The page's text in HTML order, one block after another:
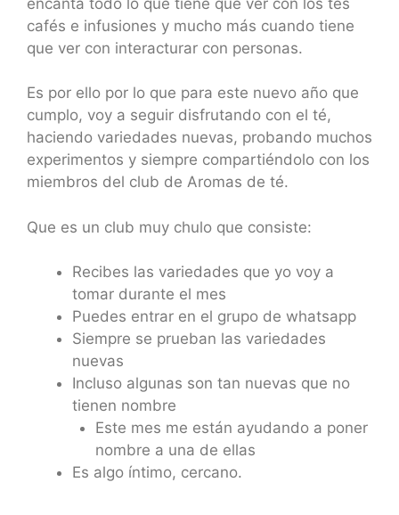
cafés e infusiones y mucho más cuando tiene
que ver con interacturar con personas.
Es por ello por lo que para este nuevo año que
cumplo, voy a seguir disfrutando con el té,
haciendo variedades nuevas, probando muchos
experimentos y siempre compartiéndolo con los
miembros del club de Aromas de té.
Que es un club muy chulo que consiste:
Recibes las variedades que yo voy a
tomar durante el mes
Puedes entrar en el grupo de whatsapp
Siempre se prueban las variedades
nuevas
Incluso algunas son tan nuevas que no
tienen nombre
Este mes me están ayudando a poner
nombre a una de ellas
Es algo íntimo, cercano.